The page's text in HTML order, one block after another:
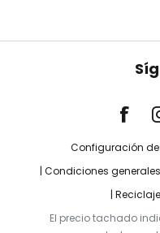
Configuración
Condiciones
El precio tachado